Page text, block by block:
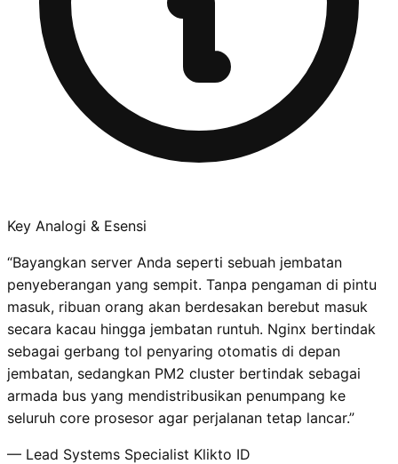
Key Analogi & Esensi
“Bayangkan server Anda seperti sebuah jembatan
penyeberangan yang sempit. Tanpa pengaman di pintu
masuk, ribuan orang akan berdesakan berebut masuk
secara kacau hingga jembatan runtuh. Nginx bertindak
sebagai gerbang tol penyaring otomatis di depan
jembatan, sedangkan PM2 cluster bertindak sebagai
armada bus yang mendistribusikan penumpang ke
seluruh core prosesor agar perjalanan tetap lancar.”
— Lead Systems Specialist Klikto ID